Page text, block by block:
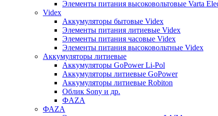
Элементы питания высоковольтовые Varta
Videx
Аккумуляторы бытовые Videx
Элементы питания литиевые Videx
Элементы питания часовые Videx
Элементы питания высоковольтные Videx
Аккумуляторы литиевые
Аккумуляторы GoPower Li-Pol
Аккумуляторы литиевые GoPower
Аккумуляторы литиевые Robiton
Облик Sony и др.
ФAZA
ФАZA